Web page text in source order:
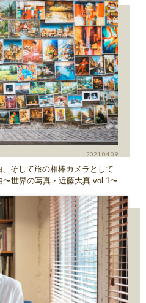
2021.04.09
そして旅の相棒カメラとして
〜世界の写真・近藤大真 vol.1〜